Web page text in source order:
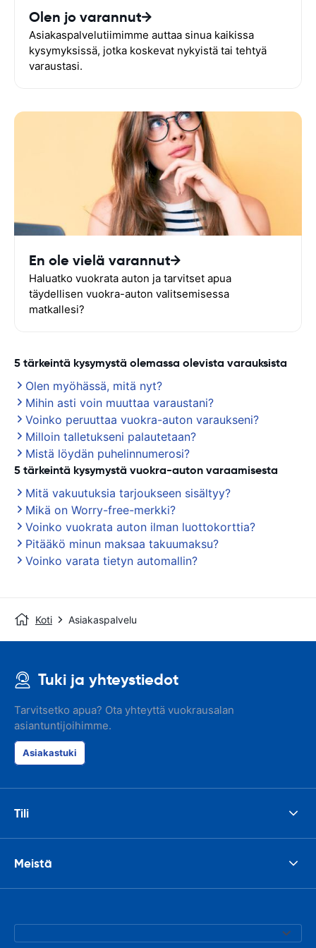
Olen jo varannut
Asiakaspalvelutiimimme auttaa sinua kaikissa
kysymyksissä, jotka koskevat nykyistä tai tehtyä
varaustasi.
En ole vielä varannut
Haluatko vuokrata auton ja tarvitset apua
täydellisen vuokra-auton valitsemisessa
matkallesi?
5 tärkeintä kysymystä olemassa olevista varauksista
Olen myöhässä, mitä nyt?
Mihin asti voin muuttaa varaustani?
Voinko peruuttaa vuokra-auton varaukseni?
Milloin talletukseni palautetaan?
Mistä löydän puhelinnumerosi?
5 tärkeintä kysymystä vuokra-auton varaamisesta
Mitä vakuutuksia tarjoukseen sisältyy?
Mikä on Worry-free-merkki?
Voinko vuokrata auton ilman luottokorttia?
Pitääkö minun maksaa takuumaksu?
Voinko varata tietyn automallin?
Koti Asiakaspalvelu
Tuki ja yhteystiedot
Tarvitsetko apua? Ota yhteyttä vuokrausalan
asiantuntijoihimme.
Asiakastuki
Tili
Meistä